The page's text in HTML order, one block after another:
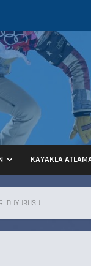
KAYAKLA
DUYURUSU